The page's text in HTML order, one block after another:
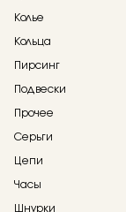
Колье
Кольца
Пирсинг
Подвески
Прочее
Серьги
Цепи
Часы
Шнурки